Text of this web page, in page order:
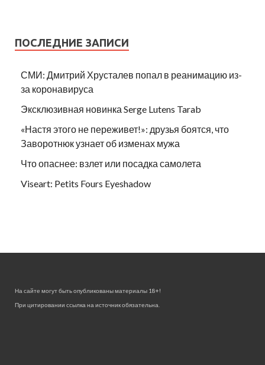
ПОСЛЕДНИЕ ЗАПИСИ
СМИ: Дмитрий Хрусталев попал в реанимацию из-
за коронавируса
Эксклюзивная новинка Serge Lutens Tarab
«Настя этого не переживет!»: друзья боятся, что
Заворотнюк узнает об изменах мужа
Что опаснее: взлет или посадка самолета
Viseart: Petits Fours Eyeshadow
На сайте могут быть опубликованы материалы 18+!
При цитировании ссылка на источник обязательна.